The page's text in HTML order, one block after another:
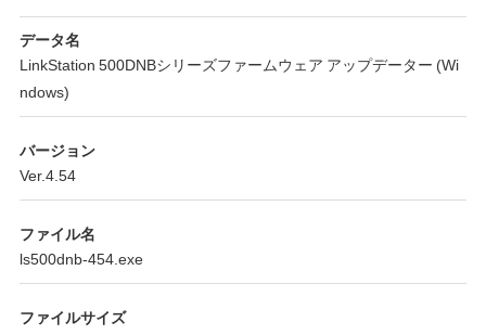
データ名
LinkStation 500DNBシリーズファームウェア アップデーター (Wi
ndows)
バージョン
Ver.4.54
ファイル名
ls500dnb-454.exe
ファイルサイズ